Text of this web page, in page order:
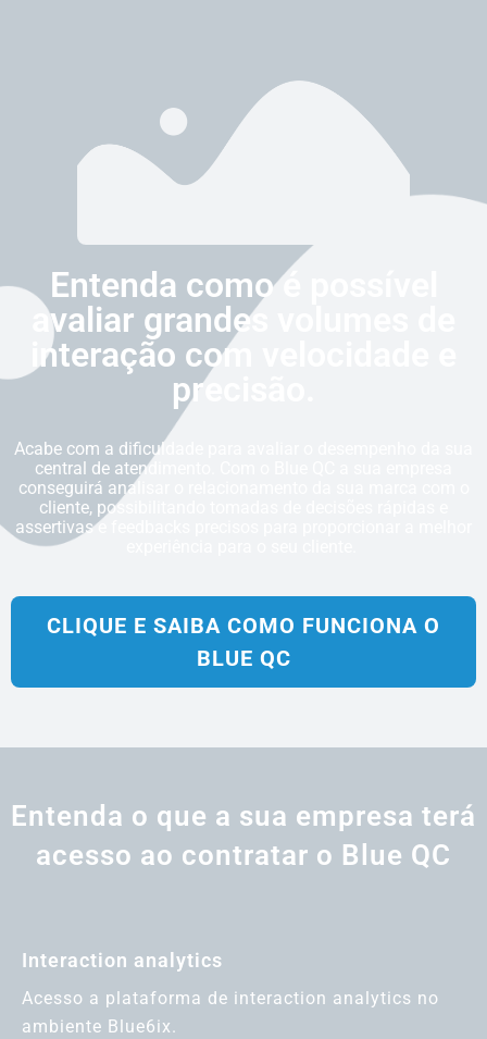
Entenda como é possível
avaliar grandes volumes de
interação com velocidade e
precisão.
Acabe com a dificuldade para avaliar o desempenho da sua
central de atendimento. Com o Blue QC a sua empresa
conseguirá analisar o relacionamento da sua marca com o
cliente, possibilitando tomadas de decisões rápidas e
assertivas e feedbacks precisos para proporcionar a melhor
CLIQUE E SAIBA COMO FUNCIONA O
BLUE QC
Entenda o que a sua empresa terá
acesso ao contratar o Blue QC
Interaction analytics
Acesso a plataforma de interaction analytics no
ambiente Blue6ix.